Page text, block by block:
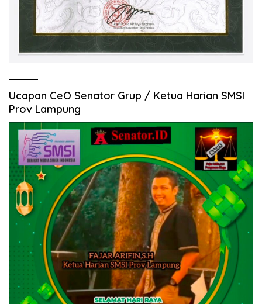
Ucapan CeO Senator Grup / Ketua Harian SMSI
Prov Lampung